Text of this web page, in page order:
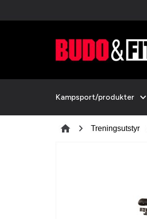
Kampsport/produkter expand_more
home chevron_right Treningsutstyr